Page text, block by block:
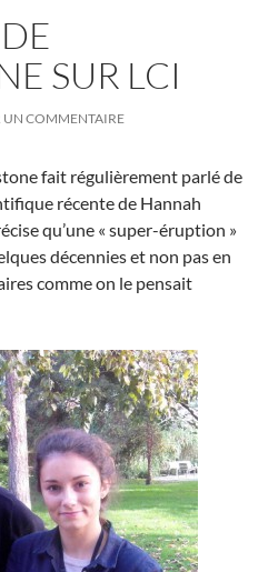
SUR LCI
UN COMMENTAIRE
fait régulièrement parlé de
récente de Hannah
qu’une « super-éruption »
décennies et non pas en
comme on le pensait